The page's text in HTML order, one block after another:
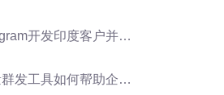
度客户并提升海外营销效率？
如何帮助企业获取精准客户